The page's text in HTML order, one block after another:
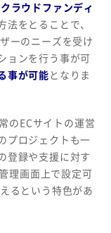
ラウドファンディ
法をとることで、
ーのニーズを受け
ョンを行う事が可
事が可能となりま
のECサイトの運営
プロジェクトも一
登録や支援に対す
理画面上で設定可
るという特色があ